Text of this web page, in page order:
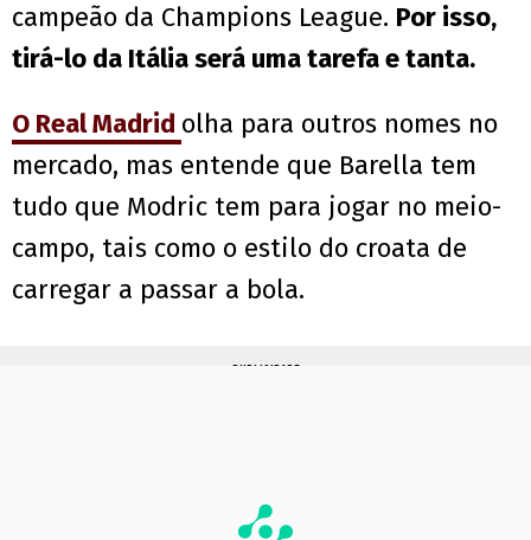
campeão da Champions League. Por isso,
tirá-lo da Itália será uma tarefa e tanta.
O Real Madrid olha para outros nomes no
mercado, mas entende que Barella tem
tudo que Modric tem para jogar no meio-
campo, tais como o estilo do croata de
carregar a passar a bola.
PUBLICIDADE